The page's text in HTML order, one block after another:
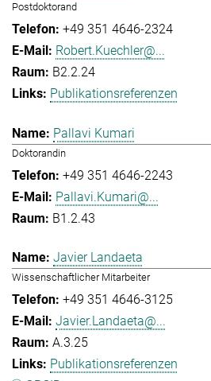
Postdoktorand
+49 351 4646-2324
Robert.Kuechler@...
B2.2.24
Publikationsreferenzen
Pallavi Kumari
Doktorandin
+49 351 4646-2243
Pallavi.Kumari@...
B1.2.43
Javier Landaeta
Wissenschaftlicher Mitarbeiter
+49 351 4646-3125
Javier.Landaeta@...
A.3.25
Publikationsreferenzen